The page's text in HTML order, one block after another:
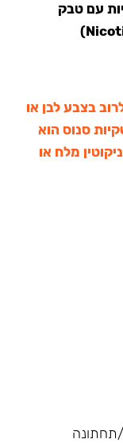
עם טבק
בצבע לבן או
סנוס הוא
מלח או